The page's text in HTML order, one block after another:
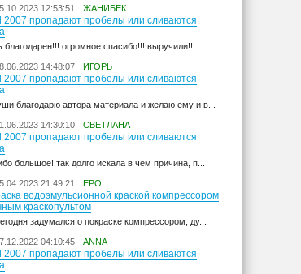
12:53:51 ЖАНИБЕК
2007 пропадают пробелы или сливаются
благодарен!!! огромное спасибо!!! выручили!!...
14:48:07 ИГОРЬ
2007 пропадают пробелы или сливаются
благодарю автора материала и желаю ему и в...
14:30:10 СВЕТЛАНА
2007 пропадают пробелы или сливаются
большое! так долго искала в чем причина, п...
21:49:21 ЕРО
водоэмульсионной краской компрессором
краскопультом
задумался о покраске компрессором, ду...
04:10:45 ANNA
2007 пропадают пробелы или сливаются